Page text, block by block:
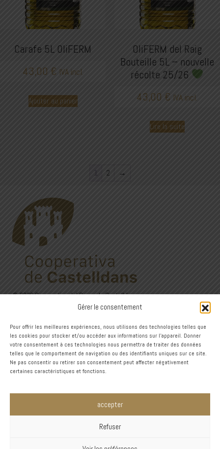
Gérer le consentement
Pour offrir les meilleures expériences, nous utilisons des technologies telles que
les cookies pour stocker et/ou accéder aux informations sur l'appareil. Donner
votre consentement à ces technologies nous permettra de traiter des données
telles que le comportement de navigation ou des identifiants uniques sur ce site.
Ne pas consentir ou retirer son consentement peut affecter négativement
certaines caractéristiques et fonctions.
accepter
Refuser
Carafe 5L OliFERM
43,00 € IVA incl.
Ajouter au panier
OliFERM del Raig
Bouteille 5L – nouvelle
récolte 25/26
43,00 € IVA incl.
Lire la suite
1 2 →
© 2026 Cooperativa del Camp de Castelldans
C/Sant Isidre, 24. 25154 Castelldans (Lleida)
Avís Legal· Política de privadesa·Política de Cookies
Design
Español